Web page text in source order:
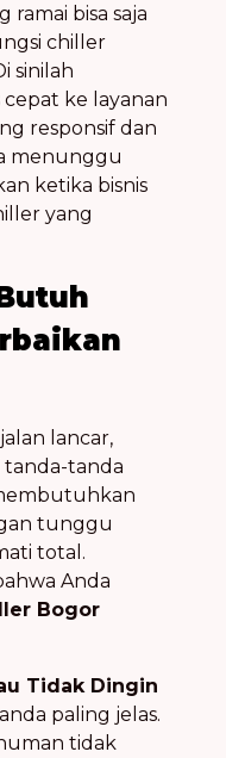
ramai bisa saja
chiller
sinilah
ke layanan
responsif dan
menunggu
ketika bisnis
yang
lancar,
tanda
tunggu
total.
Anda
Bogor
Tidak Dingin
paling jelas.
tidak